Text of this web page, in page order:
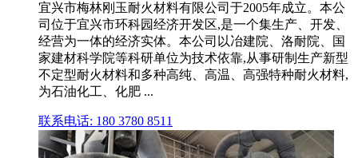
宜兴市梅林刚玉耐火材料有限公司于2005年成立。本公
司位于宜兴市环科园经济开发区,是一个集生产、开发、
经营为一体的经济实体。本公司以冶建院、洛耐院、国
家建材科学院等科研单位为技术依靠,从事研制生产新型
不定型耐火材料和多种高纯、高温、高强特种耐火材料,
为石油化工、化肥 ...
联系电话: 180 3780 8511